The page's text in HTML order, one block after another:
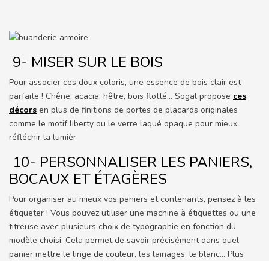
9- MISER SUR LE BOIS
Pour associer ces doux coloris, une essence de bois clair est
parfaite ! Chêne, acacia, hêtre, bois flotté… Sogal propose ces
décors en plus de finitions de portes de placards originales
comme le motif liberty ou le verre laqué opaque pour mieux
réfléchir la lumièr
10- PERSONNALISER LES PANIERS,
BOCAUX ET ÉTAGÈRES
Pour organiser au mieux vos paniers et contenants, pensez à les
étiqueter ! Vous pouvez utiliser une machine à étiquettes ou une
titreuse avec plusieurs choix de typographie en fonction du
modèle choisi. Cela permet de savoir précisément dans quel
panier mettre le linge de couleur, les lainages, le blanc… Plus